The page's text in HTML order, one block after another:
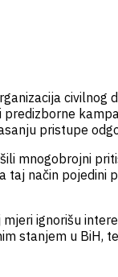
pristupe
mnogobrojni
taj način pojedini
ignorišu
stanjem u BiH,